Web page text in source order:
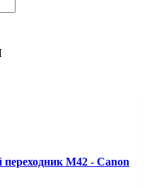
M42 - Canon